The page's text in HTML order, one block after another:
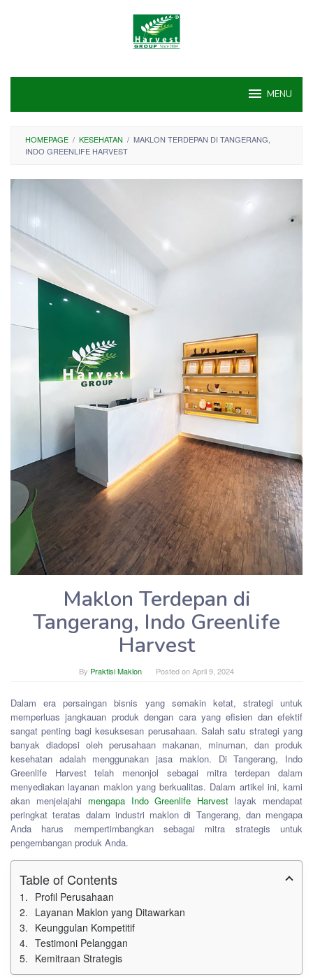
MENU
HOMEPAGE / KESEHATAN / MAKLON TERDEPAN DI TANGERANG,
INDO GREENLIFE HARVEST
Maklon Terdepan di
Tangerang, Indo Greenlife
Harvest
By Praktisi Maklon Posted onApril 9, 2024
Dalam era persaingan bisnis yang semakin ketat, strategi untuk
memperluas jangkauan produk dengan cara yang efisien dan efektif
sangat penting bagi kesuksesan perusahaan. Salah satu strategi yang
banyak diadopsi oleh perusahaan makanan, minuman, dan produk
kesehatan adalah menggunakan jasa maklon. Di Tangerang, Indo
Greenlife Harvest telah menonjol sebagai mitra terdepan dalam
menyediakan layanan maklon yang berkualitas. Dalam artikel ini, kami
akan menjelajahi mengapa Indo Greenlife Harvest layak mendapat
peringkat teratas dalam industri maklon di Tangerang, dan mengapa
Anda harus mempertimbangkan sebagai mitra strategis untuk
pengembangan produk Anda.
Table of Contents
Profil Perusahaan
Layanan Maklon yang Ditawarkan
Keunggulan Kompetitif
Testimoni Pelanggan
Kemitraan Strategis